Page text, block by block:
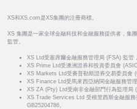
XS和XS.com是XS集團的注冊商標。
XS 集團是一家全球金融科技和金融服務提供者，集
監管。
XS Ltd受塞席爾金融服務管理局 (FSA) 監管
XS Prime Ltd受澳洲證券和投資委員會
XS Markets Ltd受賽普勒斯證券交易委員會
XS Finance Ltd受馬來西亞納閩金融服務管
XS ZA (Pty) Ltd受南非金融部門行為監理局
XS Trade Services Ltd 受模里西斯金融服務
GB25204786。